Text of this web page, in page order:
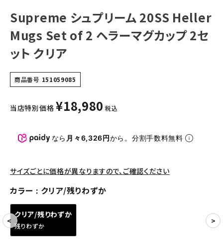
キャップ・ハット
ニット帽・ビーニー
その他バッグ類
スニーカー・ブーツ
COLLABORATION BRAND
SEASON
CONTENTS
Supreme シュプリーム 20SS Heller
Mugs Set of 2 ヘラーマグカップ 2セ
ット クリア
商品番号 151059085
当店特別価格 ¥18,980 税込
なら 月々6,326円から。分割手数料無料
サイズごとに価格が異なりますので、ご確認ください
カラー クリア/残りわずか
クリア/残りわずか
残りわずか